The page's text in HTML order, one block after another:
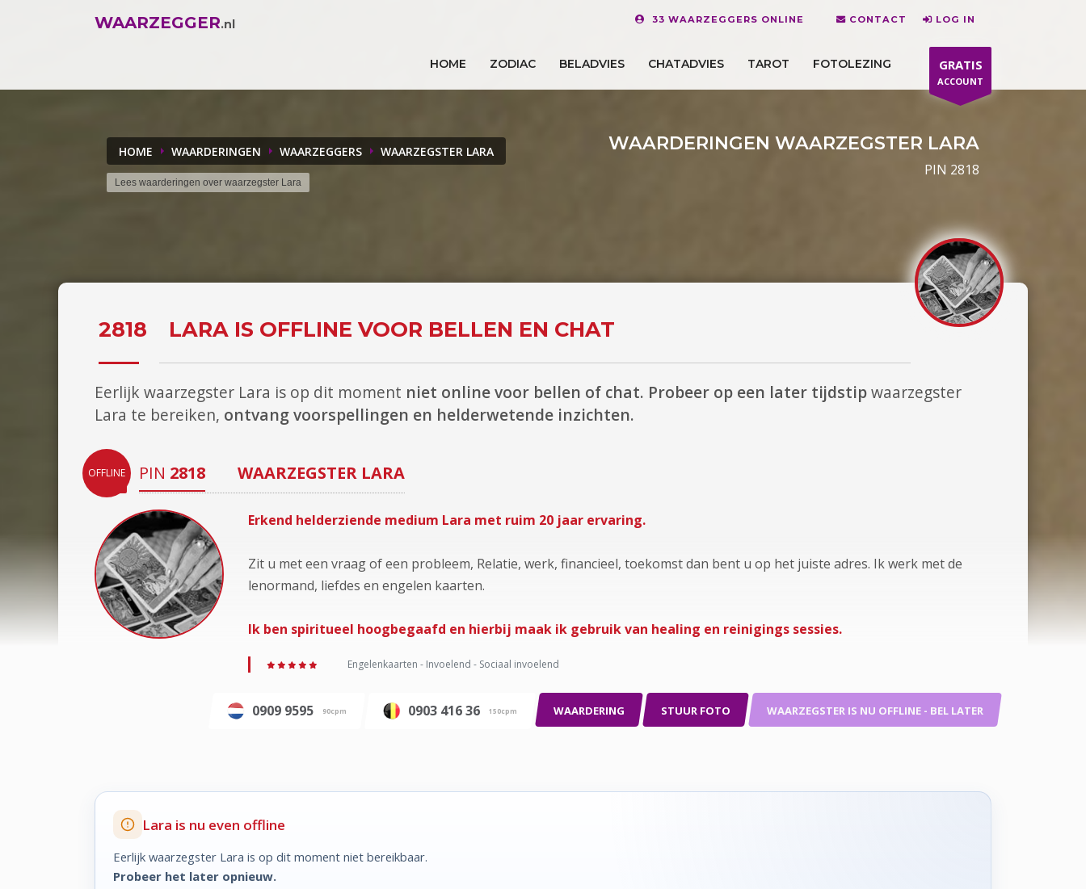
WAARZEGGER.nl 33 WAARZEGGERS ONLINE CONTACT LOG IN
HOME ZODIAC BELADVIES CHATADVIES TAROT FOTOLEZING GRATIS
ACCOUNT
HOME WAARDERINGEN WAARZEGGERS WAARZEGSTER LARA
Lees waarderingen over waarzegster Lara
WAARDERINGEN WAARZEGSTER LARA
PIN 2818
2818 LARA IS OFFLINE VOOR BELLEN EN CHAT
Eerlijk waarzegster Lara is op dit moment niet online voor bellen of chat. Probeer op een later tijdstipwaarzegster
Lara te bereiken, ontvang voorspellingen en helderwetende inzichten.
OFFLINE PIN 2818 WAARZEGSTER LARA
Erkend helderziende medium Lara met ruim 20 jaar ervaring.
Zit u met een vraag of een probleem, Relatie, werk, financieel, toekomst dan bent u op het juiste adres. Ik werk met de
lenormand, liefdes en engelen kaarten.
Ik ben spiritueel hoogbegaafd en hierbij maak ik gebruik van healing en reinigings sessies.
Engelenkaarten - Invoelend - Sociaal invoelend
0909 9595 90cpm 0903 416 36 150cpm WAARDERING STUUR FOTO WAARZEGSTER IS NU OFFLINE - BEL LATER
Lara is nu even offline
Eerlijk waarzegster Lara is op dit moment niet bereikbaar.
Probeer het later opnieuw.